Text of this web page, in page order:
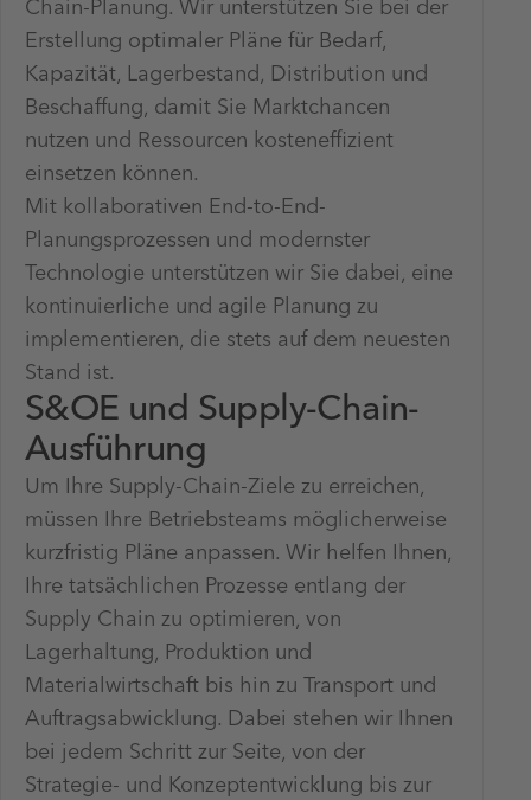
Chain-Planung. Wir unterstützen Sie bei der
Erstellung optimaler Pläne für Bedarf,
Kapazität, Lagerbestand, Distribution und
Beschaffung, damit Sie Marktchancen
nutzen und Ressourcen kosteneffizient
einsetzen können.
Mit kollaborativen End-to-End-
Planungsprozessen und modernster
Technologie unterstützen wir Sie dabei, eine
kontinuierliche und agile Planung zu
implementieren, die stets auf dem neuesten
Stand ist.
S&OE und Supply-Chain-
Ausführung
Um Ihre Supply-Chain-Ziele zu erreichen,
müssen Ihre Betriebsteams möglicherweise
kurzfristig Pläne anpassen. Wir helfen Ihnen,
Ihre tatsächlichen Prozesse entlang der
Supply Chain zu optimieren, von
Lagerhaltung, Produktion und
Materialwirtschaft bis hin zu Transport und
Auftragsabwicklung. Dabei stehen wir Ihnen
bei jedem Schritt zur Seite, von der
Strategie- und Konzeptentwicklung bis zur